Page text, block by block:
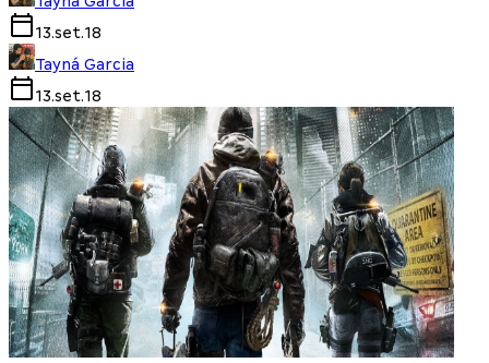
13.set.18
Tayná Garcia
13.set.18